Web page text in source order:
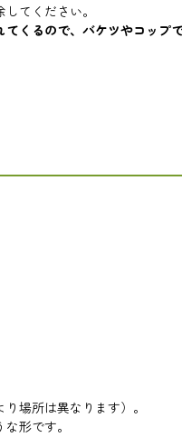
てください。
くるので、バケツやコップ
場所は異なります）。
形です。